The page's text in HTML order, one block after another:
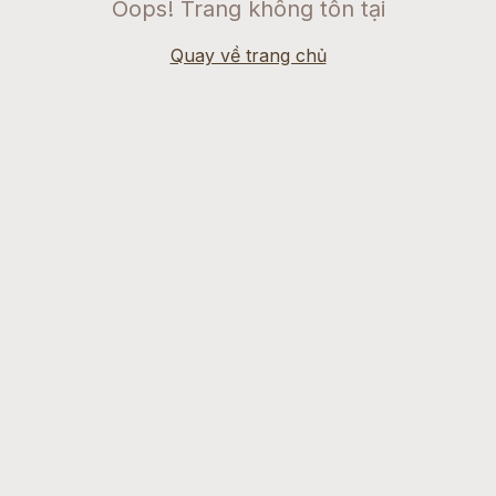
Oops! Trang không tồn tại
Quay về trang chủ